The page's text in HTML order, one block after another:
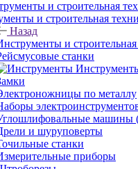
и строительная
Назад
и строительная
станки
по металлу
и шуруповерты
станки
приборы